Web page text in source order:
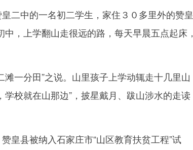
中的一名初二学生，家住３０多里外的赞皇
，上学翻山走很远的路，每天早晨五点起床，
一分田”之说。山里孩子上学动辄走十几里山
校就在山那边”，披星戴月、跋山涉水的走读
县被纳入石家庄市“山区教育扶贫工程”试